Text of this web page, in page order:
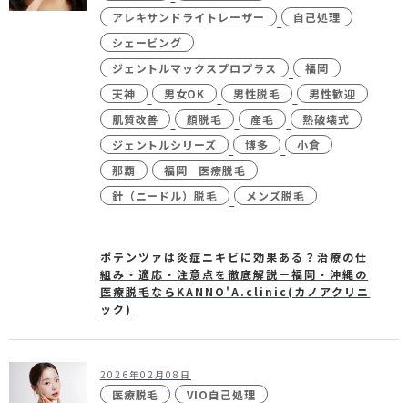
アレキサンドライトレーザー
自己処理
シェービング
ジェントルマックスプロプラス
福岡
天神
男女OK 男性脱毛
男性歓迎
肌質改善
顏脱毛 産毛
熱破壊式
ジェントルシリーズ
博多
小倉
那覇
福岡 医療脱毛
針（ニードル）脱毛
メンズ脱毛
ポテンツァは炎症ニキビに効果ある？治療の仕
組み・適応・注意点を徹底解説ー福岡・沖縄の
医療脱毛ならKANNO'A.clinic(カノアクリニ
ック)
2026年02月08日
医療脱毛
VIO自己処理